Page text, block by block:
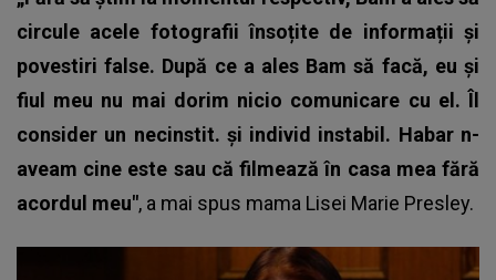
circule acele fotografii însoțite de informații și
povestiri false. După ce a ales Bam să facă, eu și
fiul meu nu mai dorim nicio comunicare cu el. Îl
consider un necinstit. și individ instabil. Habar n-
aveam cine este sau că filmează în casa mea fără
acordul meu", a mai spus mama Lisei Marie Presley.